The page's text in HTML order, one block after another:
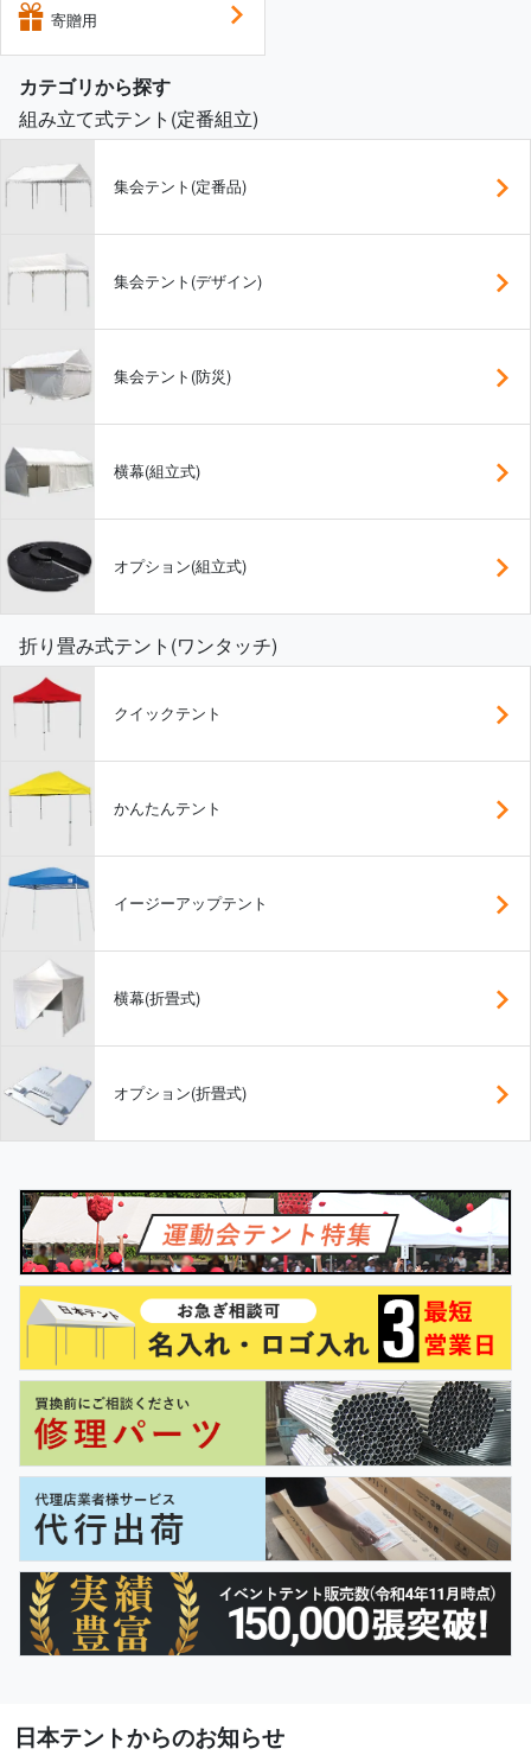
寄贈用
カテゴリから探す
組み立て式テント(定番組立)
集会テント(定番品)
集会テント(デザイン)
集会テント(防災)
横幕(組立式)
オプション(組立式)
折り畳み式テント(ワンタッチ)
クイックテント
かんたんテント
イージーアップテント
横幕(折畳式)
オプション(折畳式)
日本テントからのお知らせ